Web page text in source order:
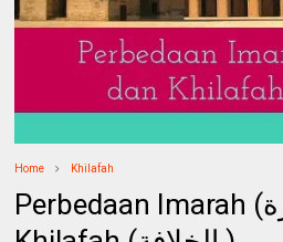
Home Khilafah
Perbedaan Imarah (الإمارة ) dan